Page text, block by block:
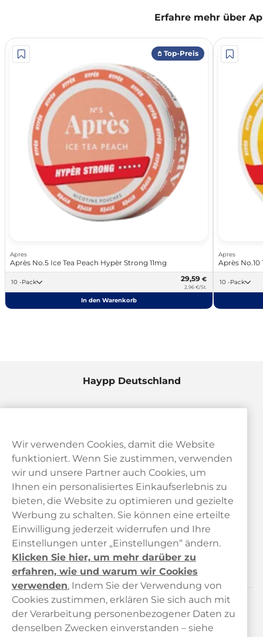
Erfahre mehr über
𖤘 Top-Preis
Apres
Après No.5 Ice Tea Peach Hypèr Strong 11mg
10 -Pack 29,59 €
2,96 €/St.
In den Warenkorb
Apres
Après No.10
10 -Pack
Haypp Deutschland
Kontaktiere uns!
Kundendienst
Links
Über uns
Wir verwenden Cookies, damit die Website
funktioniert. Wenn Sie zustimmen, verwenden
wir und unsere Partner auch Cookies, um
Ihnen ein personalisiertes Einkaufserlebnis zu
bieten, die Website zu optimieren und gezielte
Werbung zu schalten. Sie können eine erteilte
Einwilligung jederzeit widerrufen und Ihre
Einstellungen unter „Einstellungen“ ändern.
Klicken Sie hier, um mehr darüber zu
erfahren, wie und warum wir Cookies
verwenden. Indem Sie der Verwendung von
Cookies zustimmen, erklären Sie sich auch mit
der Verarbeitung personenbezogener Daten zu
denselben Zwecken einverstanden – siehe